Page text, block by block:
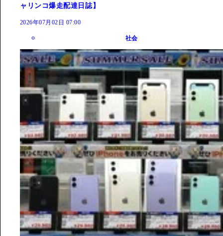
ャリンコ爆走配達日誌】
2026年07月02日 07:00
社会